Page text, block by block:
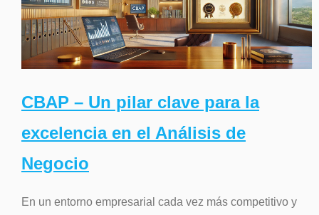
CBAP – Un pilar clave para la
excelencia en el Análisis de
Negocio
En un entorno empresarial cada vez más competitivo y